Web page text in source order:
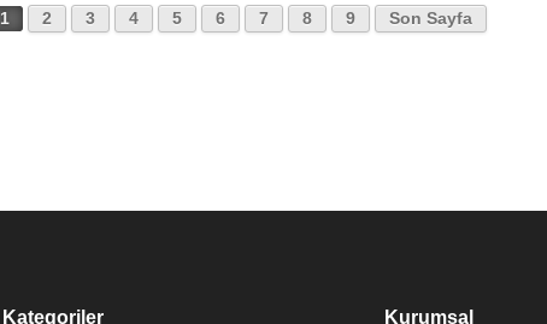
1 2 3 4 5 6 7 8 9 Son Sayfa
Kategoriler Kurumsal